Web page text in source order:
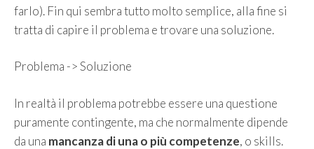
farlo). Fin qui sembra tutto molto semplice, alla fine si
tratta di capire il problema e trovare una soluzione.
Problema -> Soluzione
In realtà il problema potrebbe essere una questione
puramente contingente, ma che normalmente dipende
da una mancanza di una o più competenze, o skills.